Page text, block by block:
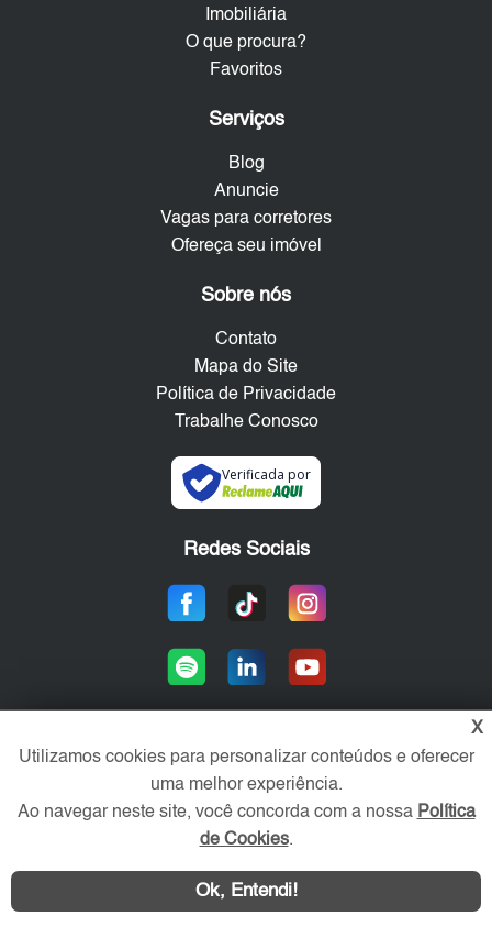
WhatsApp Contatar
Imobiliária
O que procura?
Favoritos
Serviços
Blog
Anuncie
Vagas para corretores
Ofereça seu imóvel
Sobre nós
Contato
Mapa do Site
Política de Privacidade
Trabalhe Conosco
Verificada por
Redes Sociais
Área exclusiva aos anunciantes,
acesse sua conta:
X
Utilizamos cookies para personalizar conteúdos e oferecer
uma melhor experiência.
Ao navegar neste site, você concorda com a nossa Política
de Cookies.
Ok, Entendi!